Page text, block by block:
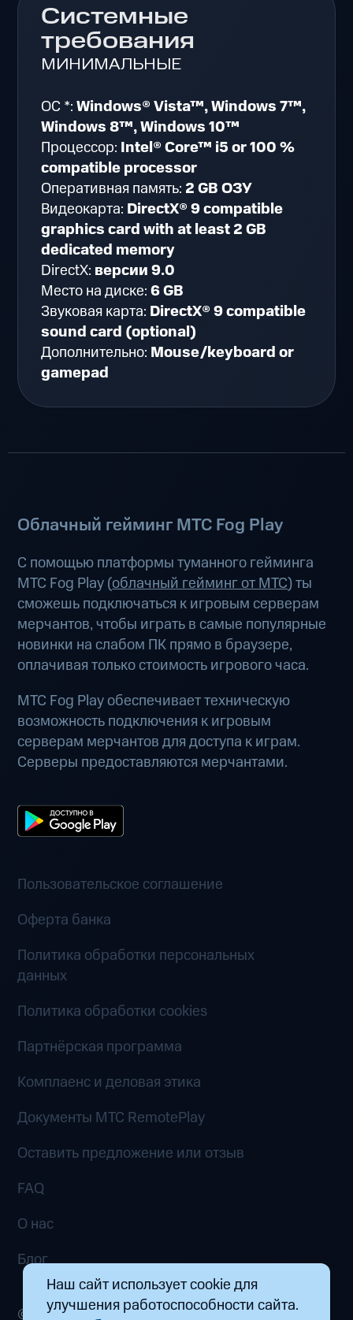
Наш сайт использует cookie для
улучшения работоспособности сайта.
Системные
требования
МИНИМАЛЬНЫЕ
ОС *:Windows® Vista™, Windows 7™,
Windows 8™, Windows 10™
Процессор: Intel® Core™ i5 or 100 %
compatible processor
Оперативная память: 2 GB ОЗУ
Видеокарта: DirectX® 9 compatible
graphics card with at least 2 GB
dedicated memory
DirectX: версии 9.0
Место на диске:6 GB
Звуковая карта: DirectX® 9 compatible
sound card (optional)
Дополнительно: Mouse/keyboard or
gamepad
Облачный гейминг МТС Fog Play
С помощью платформы туманного гейминга
МТС Fog Play (облачный гейминг от МТС) ты
сможешь подключаться к игровым серверам
мерчантов, чтобы играть в самые популярные
новинки на слабом ПК прямо в браузере,
оплачивая только стоимость игрового часа.
МТС Fog Play обеспечивает техническую
возможность подключения к игровым
серверам мерчантов для доступа к играм.
Серверы предоставляются мерчантами.
Пользовательское соглашение
Оферта банка
Политика обработки персональных
данных
Политика обработки cookies
Партнёрская программа
Комплаенс и деловая этика
Документы MTC RemotePlay
Оставить предложение или отзыв
FAQ
О нас
Блог
© 2026 ООО «Маркетплейс распределенных